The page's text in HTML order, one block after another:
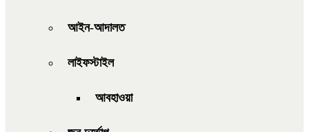
আইন-আদালত
লাইফস্টাইল
আবহাওয়া